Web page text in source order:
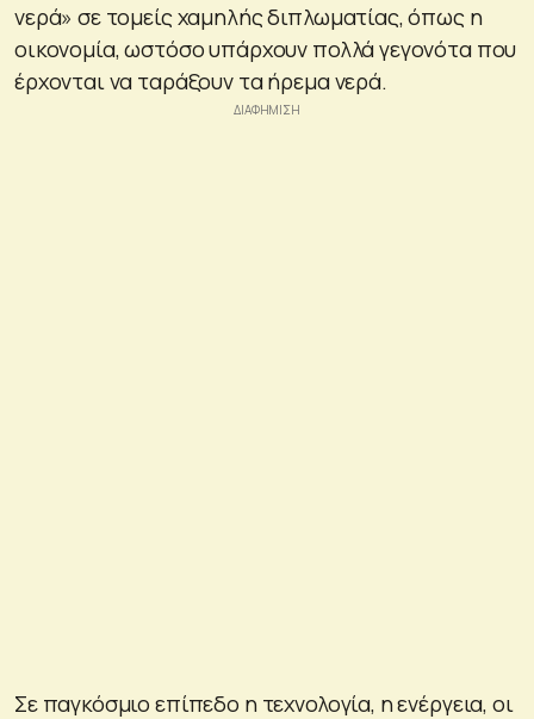
νερά» σε τομείς χαμηλής διπλωματίας, όπως η
οικονομία, ωστόσο υπάρχουν πολλά γεγονότα που
έρχονται να ταράξουν τα ήρεμα νερά.
Σε παγκόσμιο επίπεδο η τεχνολογία, η ενέργεια, οι